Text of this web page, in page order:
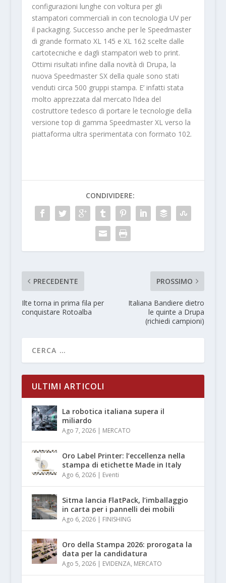
configurazioni lunghe con voltura per gli
stampatori commerciali in con tecnologia UV per
il packaging. Successo anche per le Speedmaster
di grande formato XL 145 e XL 162 scelte dalle
cartotecniche e dagli stampatori web to print.
Ottimi risultati infine dalla novità di Drupa, la
nuova Speedmaster SX della quale sono stati
venduti circa 500 gruppi stampa. E’ infatti stata
molto apprezzata dal mercato l’idea del
costruttore tedesco di portare le tecnologie della
versione top di gamma Speedmaster XL verso la
piattaforma ultra sperimentata con formato 102.
CONDIVIDERE:
PRECEDENTE
Ilte torna in prima fila per
conquistare Rotoalba
PROSSIMO
Italiana Bandiere dietro
le quinte a Drupa
(richiedi campioni)
ULTIMI ARTICOLI
La robotica italiana supera il
miliardo
Ago 7, 2026| MERCATO
Oro Label Printer: l’eccellenza nella
stampa di etichette Made in Italy
Ago 6, 2026| Eventi
Sitma lancia FlatPack, l’imballaggio
in carta per i pannelli dei mobili
Ago 6, 2026| FINISHING
Oro della Stampa 2026: prorogata la
data per la candidatura
Ago 5, 2026| EVIDENZA, MERCATO